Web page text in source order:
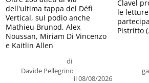
di
Davide Pellegrino
il 08/08/2026
dell'ultima tappa del Défì
Vertical, sul podio anche
Mathieu Brunod, Alex
Noussan, Miriam Di Vincenzo
e Kaitlin Allen
Clavel
le
Pistritto